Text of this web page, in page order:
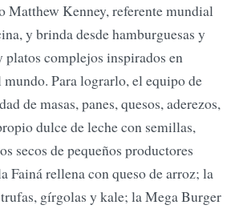
Matthew Kenney, referente mundial
y brinda desde hamburguesas y
platos complejos inspirados en
mundo. Para lograrlo, el equipo de
de masas, panes, quesos, aderezos,
dulce de leche con semillas,
secos de pequeños productores
Fainá rellena con queso de arroz; la
gírgolas y kale; la Mega Burger